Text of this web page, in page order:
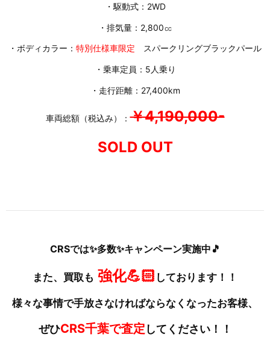
・駆動式：2WD
・排気量：2,800㏄
・ボディカラー： 特別仕様車限定 スパークリングブラックパール
・乗車定員：5人乗り
・走行距離：27,400km
車両総額（税込み）：￥4,190,000-
SOLD OUT
CRSでは✨多数✨キャンペーン実施中🎵
また、買取も 強化💪🏻 しております！！
様々な事情で手放さなければならなくなったお客様、
ぜひCRS千葉で査定 してください！！